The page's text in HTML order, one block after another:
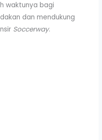
waktunya bagi
dan mendukung
Soccerway.